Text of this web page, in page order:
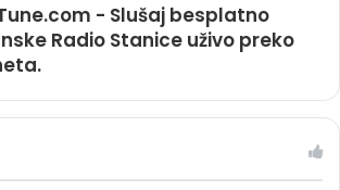
- Slušaj besplatno
Radio Stanice uživo preko